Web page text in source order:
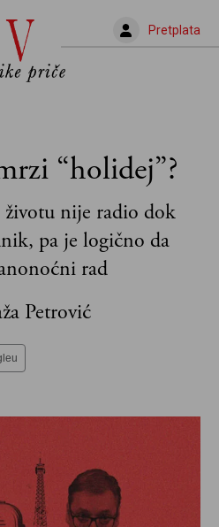
Pretplata
“holidej”?
nije radio dok
pa je logično da
rad
Petrović